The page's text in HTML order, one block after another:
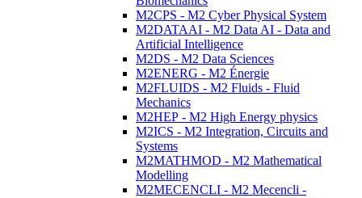
M2CPS - M2 Cyber Physical System
M2DATAAI - M2 Data AI - Data and
Artificial Intelligence
M2DS - M2 Data Sciences
M2ENERG - M2 Énergie
M2FLUIDS - M2 Fluids - Fluid
Mechanics
M2HEP - M2 High Energy physics
M2ICS - M2 Integration, Circuits and
Systems
M2MATHMOD - M2 Mathematical
Modelling
M2MECENCLI - M2 Mecencli -